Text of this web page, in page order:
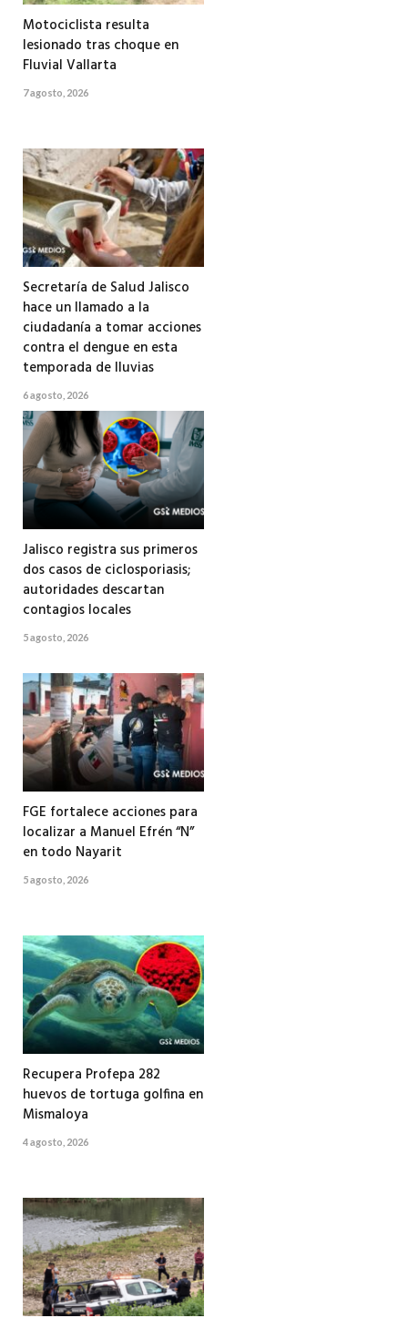
Motociclista resulta
lesionado tras choque en
Fluvial Vallarta
7 agosto, 2026
Secretaría de Salud Jalisco
hace un llamado a la
ciudadanía a tomar acciones
contra el dengue en esta
temporada de lluvias
6 agosto, 2026
Jalisco registra sus primeros
dos casos de ciclosporiasis;
autoridades descartan
contagios locales
5 agosto, 2026
FGE fortalece acciones para
localizar a Manuel Efrén “N”
en todo Nayarit
5 agosto, 2026
Recupera Profepa 282
huevos de tortuga golfina en
Mismaloya
4 agosto, 2026